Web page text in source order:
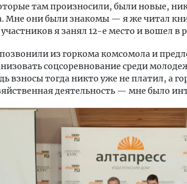
там произносили, были новые,
Мне они были знакомы — я же читал
я занял 12-е место и вошел в
из горкома комсомола и
соцсоревнование среди
взносы тогда никто уже не платил, а
деятельность — мне было